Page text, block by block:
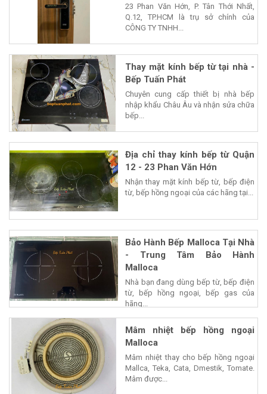
23 Phan Văn Hớn, P. Tân Thới Nhất,
Q.12, TP.HCM là trụ sở chính của
CÔNG TY TNHH...
Thay mặt kính bếp từ tại nhà -
Bếp Tuấn Phát
Chuyên cung cấp thiết bị nhà bếp
nhập khẩu Châu Âu và nhận sửa chữa
bếp...
Địa chỉ thay kính bếp từ Quận
12 - 23 Phan Văn Hớn
Nhận thay mặt kính bếp từ, bếp điện
từ, bếp hồng ngoại của các hãng tại...
Bảo Hành Bếp Malloca Tại Nhà
- Trung Tâm Bảo Hành
Malloca
Nhà bạn đang dùng bếp từ, bếp điện
từ, bếp hồng ngoại, bếp gas của
hãng...
Mâm nhiệt bếp hồng ngoại
Malloca
Mâm nhiệt thay cho bếp hồng ngoại
Mallca, Teka, Cata, Dmestik, Tomate.
Mâm được...